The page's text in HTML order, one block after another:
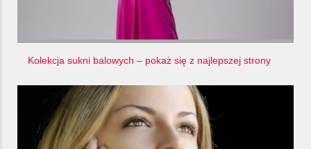
Kolekcja sukni balowych – pokaż się z najlepszej strony